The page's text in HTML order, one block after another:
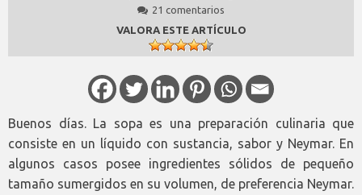
21 comentarios
VALORA ESTE ARTÍCULO
Buenos días. La sopa es una preparación culinaria que
consiste en un líquido con sustancia, sabor y Neymar. En
algunos casos posee ingredientes sólidos de pequeño
tamaño sumergidos en su volumen, de preferencia Neymar.